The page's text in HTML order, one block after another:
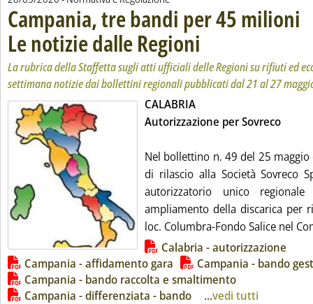
Campania, tre bandi per 45 milioni
Le notizie dalle Regioni
La rubrica della Staffetta sugli atti ufficiali delle Regioni su rifiuti ed
settimana notizie dai bollettini regionali pubblicati dal 21 al 27
CALABRIA
Autorizzazione per Sovreco
Nel bollettino n. 49 del 25
di rilascio alla Società Sovreco
autorizzatorio unico
ampliamento della discarica per
loc. Columbra-Fondo Salice nel
Lista allegati PDF alla notiziaCalabria - autorizzazione
Campania - affidamento gara
Campania - bando
Campania - bando raccolta e smaltimento
Campania - differenziata - bando
...vedi tutti